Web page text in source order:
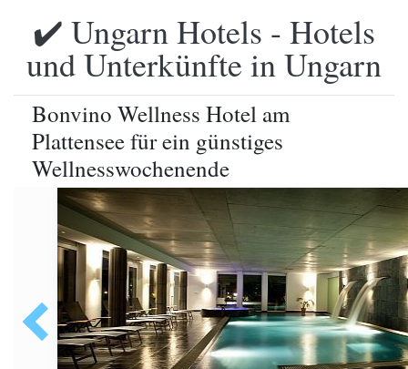
✔️ Ungarn Hotels - Hotels
und Unterkünfte in Ungarn
Bonvino Wellness Hotel am
Plattensee für ein günstiges
Wellnesswochenende